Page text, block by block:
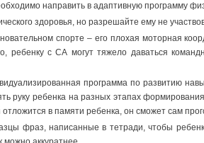
направить в адаптивную программу
здоровья, но разрешайте ему не
спорте – его плохая моторная
ребенку с СА могут тяжело даваться
программа по развитию
руку ребенка на разных этапах
в памяти ребенка, он сможет сам
фраз, написанные в тетради, чтобы